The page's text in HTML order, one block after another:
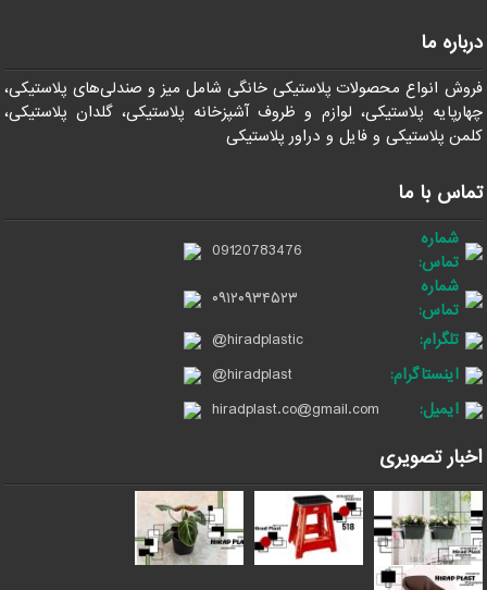
درباره ما
فروش انواع محصولات پلاستیکی خانگی شامل میز و صندلی‌های پلاستیکی،
چهارپایه پلاستیکی، لوازم و ظروف آشپزخانه پلاستیکی، گلدان پلاستیکی،
کلمن پلاستیکی و فایل و دراور پلاستیکی
تماس با ما
شماره
تماس:
09120783476
شماره
تماس:
۰۹۱۲۰۹۳۴۵۲۳
تلگرام:
@hiradplastic
اینستاگرام:
@hiradplast
ایمیل:
hiradplast.co@gmail.com
اخبار تصویری